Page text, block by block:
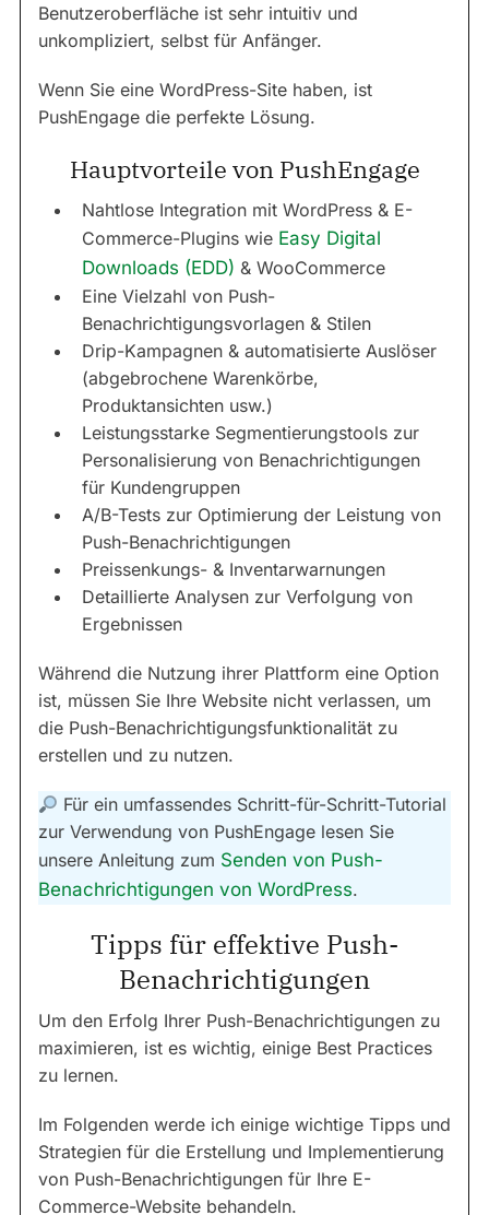
Benutzeroberfläche ist sehr intuitiv und
unkompliziert, selbst für Anfänger.
Wenn Sie eine WordPress-Site haben, ist
PushEngage die perfekte Lösung.
Hauptvorteile von PushEngage
Nahtlose Integration mit WordPress & E-
Commerce-Plugins wie Easy Digital
Downloads (EDD) & WooCommerce
Eine Vielzahl von Push-
Benachrichtigungsvorlagen & Stilen
Drip-Kampagnen & automatisierte Auslöser
(abgebrochene Warenkörbe,
Produktansichten usw.)
Leistungsstarke Segmentierungstools zur
Personalisierung von Benachrichtigungen
für Kundengruppen
A/B-Tests zur Optimierung der Leistung von
Push-Benachrichtigungen
Preissenkungs- & Inventarwarnungen
Detaillierte Analysen zur Verfolgung von
Ergebnissen
Während die Nutzung ihrer Plattform eine Option
ist, müssen Sie Ihre Website nicht verlassen, um
die Push-Benachrichtigungsfunktionalität zu
erstellen und zu nutzen.
Für ein umfassendes Schritt-für-Schritt-Tutorial
zur Verwendung von PushEngage lesen Sie
unsere Anleitung zum Senden von Push-
Benachrichtigungen von WordPress.
Tipps für effektive Push-
Benachrichtigungen
Um den Erfolg Ihrer Push-Benachrichtigungen zu
maximieren, ist es wichtig, einige Best Practices
zu lernen.
Im Folgenden werde ich einige wichtige Tipps und
Strategien für die Erstellung und Implementierung
von Push-Benachrichtigungen für Ihre E-
Commerce-Website behandeln.